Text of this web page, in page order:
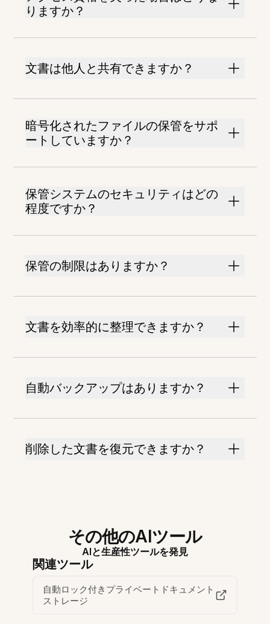
りますか？
文書は他人と共有できますか？
暗号化されたファイルの保管をサポ
ートしていますか？
保管システムのセキュリティはどの
程度ですか？
保管の制限はありますか？
文書を効率的に整理できますか？
自動バックアップはありますか？
削除した文書を復元できますか？
その他のAIツール
AIと生産性ツールを発見
関連ツール
自動ロック付きプライベートドキュメント
ストレージ